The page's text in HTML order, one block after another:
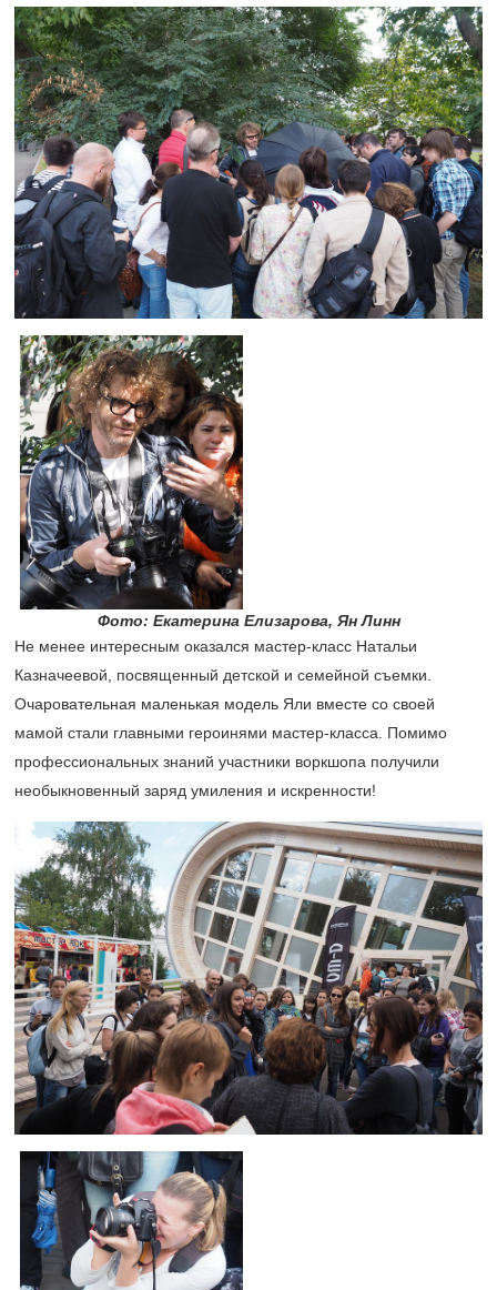
Фото: Екатерина Елизарова, Ян Линн
Не менее интересным оказался мастер-класс Натальи
Казначеевой, посвященный детской и семейной съемки.
Очаровательная маленькая модель Яли вместе со своей
мамой стали главными героинями мастер-класса. Помимо
профессиональных знаний участники воркшопа получили
необыкновенный заряд умиления и искренности!